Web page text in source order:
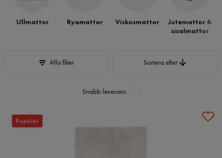
Ullmattor Ryamattor Viskosmattor
Jutemattor &
sisalmattor
Alla filter Sortera efter
Snabb leverans
Populär